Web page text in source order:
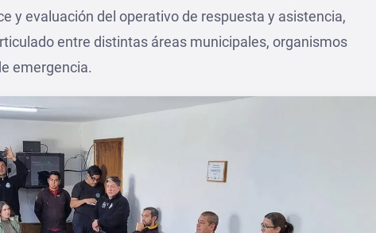
y evaluación del operativo de respuesta y asistencia,
entre distintas áreas municipales, organismos
emergencia.